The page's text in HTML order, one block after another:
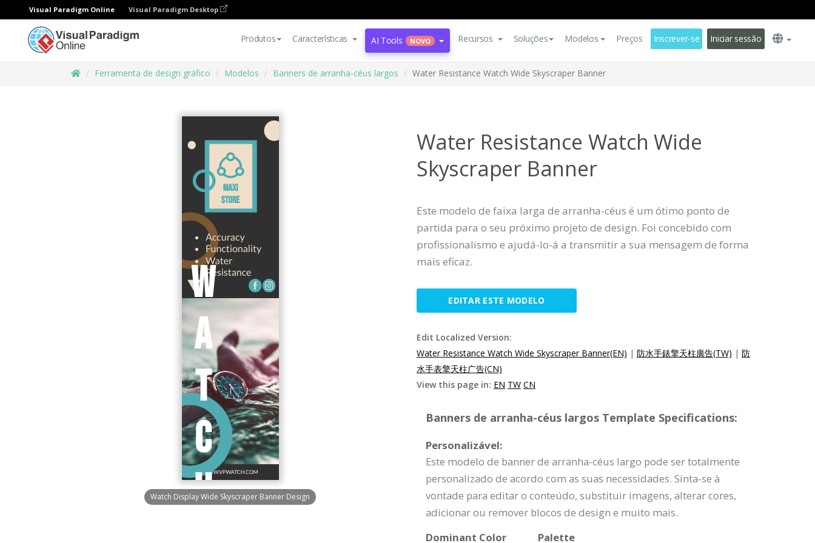
Visual Paradigm Online Visual Paradigm Desktop
Produtos Características AI Tools NOVO Recursos Soluções Modelos Preços Inscrever-se Iniciar sessão
Ferramenta de design gráfico Modelos Banners de arranha-céus largos Water Resistance Watch Wide Skyscraper Banner
Watch Display Wide Skyscraper Banner Design
Water Resistance Watch Wide
Skyscraper Banner
Este modelo de faixa larga de arranha-céus é um ótimo ponto de
partida para o seu próximo projeto de design. Foi concebido com
profissionalismo e ajudá-lo-á a transmitir a sua mensagem de forma
mais eficaz.
EDITAR ESTE MODELO
Edit Localized Version:
Water Resistance Watch Wide Skyscraper Banner(EN) | 防水手錶擎天柱廣告(TW) | 防
水手表擎天柱广告(CN)
View this page in: EN TW CN
Banners de arranha-céus largos Template Specifications:
Personalizável:
Este modelo de banner de arranha-céus largo pode ser totalmente
personalizado de acordo com as suas necessidades. Sinta-se à
vontade para editar o conteúdo, substituir imagens, alterar cores,
adicionar ou remover blocos de design e muito mais.
Dominant Color
Palette